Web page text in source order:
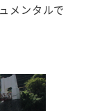
メンタルで